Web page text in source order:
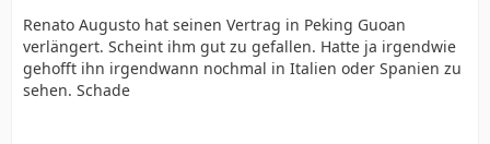
Renato Augusto hat seinen Vertrag in Peking Guoan
verlängert. Scheint ihm gut zu gefallen. Hatte ja irgendwie
gehofft ihn irgendwann nochmal in Italien oder Spanien zu
sehen. Schade